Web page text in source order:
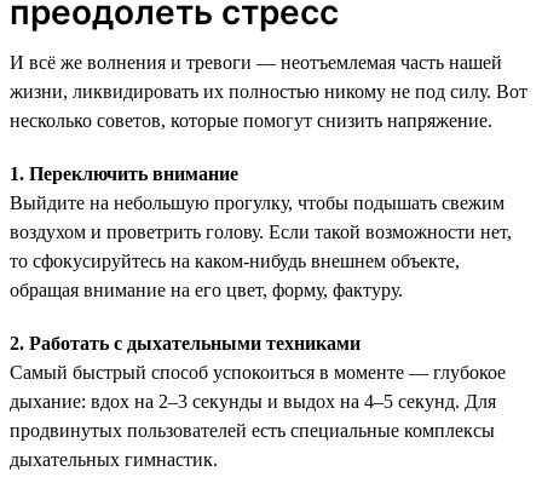
преодолеть стресс
И всё же волнения и тревоги — неотъемлемая часть нашей
жизни, ликвидировать их полностью никому не под силу. Вот
несколько советов, которые помогут снизить напряжение.
1. Переключить внимание
Выйдите на небольшую прогулку, чтобы подышать свежим
воздухом и проветрить голову. Если такой возможности нет,
то сфокусируйтесь на каком-нибудь внешнем объекте,
обращая внимание на его цвет, форму, фактуру.
2. Работать с дыхательными техниками
Самый быстрый способ успокоиться в моменте — глубокое
дыхание: вдох на 2–3 секунды и выдох на 4–5 секунд. Для
продвинутых пользователей есть специальные комплексы
дыхательных гимнастик.